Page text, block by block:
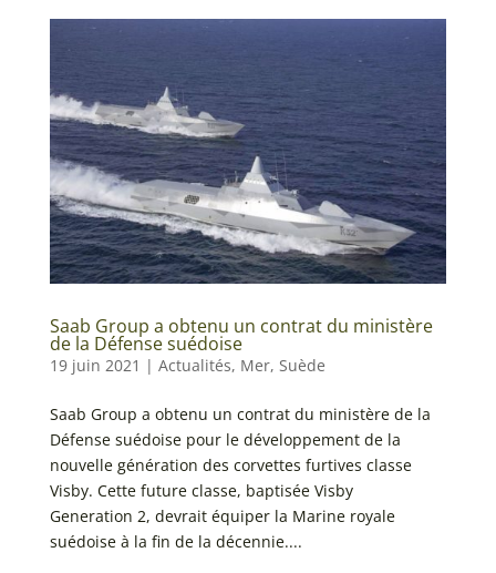
Saab Group a obtenu un contrat du ministère
de la Défense suédoise
19 juin 2021 | Actualités, Mer, Suède
Saab Group a obtenu un contrat du ministère de la
Défense suédoise pour le développement de la
nouvelle génération des corvettes furtives classe
Visby. Cette future classe, baptisée Visby
Generation 2, devrait équiper la Marine royale
suédoise à la fin de la décennie....